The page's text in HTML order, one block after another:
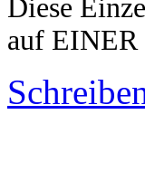
Diese
auf EINER